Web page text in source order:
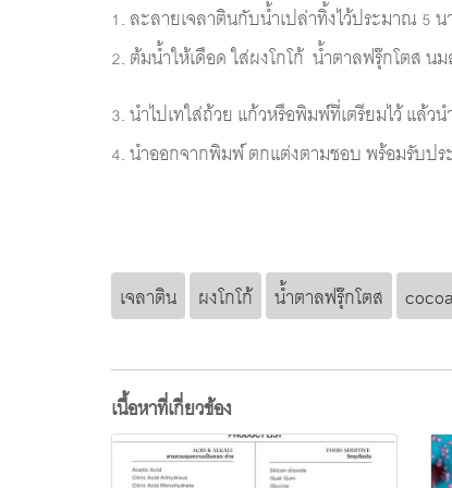
1. ละลายเจลาตินกับน้ำเปล่าทิ้งไว้ประมาณ 5 น
2. ต้มน้ำให้เดือด ใส่ผงโกโก้ น้ำตาลฟรุ๊กโตสน
3. นำไปเทใส่ถ้วย แก้วหรือพิมพ์ที่เตรียมไว้ แล้
4. นำออกจากพิมพ์ ตกแต่งตามชอบ พร้อมรับปร
เจลาติน ผงโกโก้ น้ำตาลฟรุ๊กโตส cocoa
เนื้อหาที่เกี่ยวข้อง